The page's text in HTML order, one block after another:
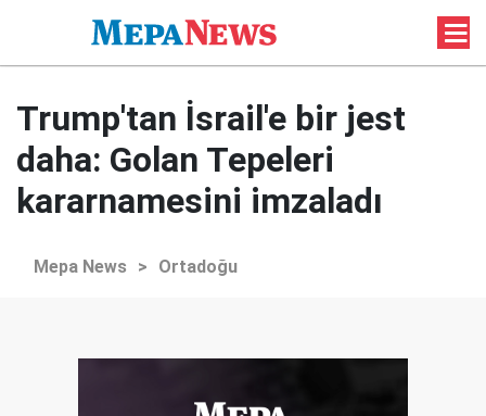
Trump'tan İsrail'e bir jest
daha: Golan Tepeleri
kararnamesini imzaladı
Mepa News > Ortadoğu